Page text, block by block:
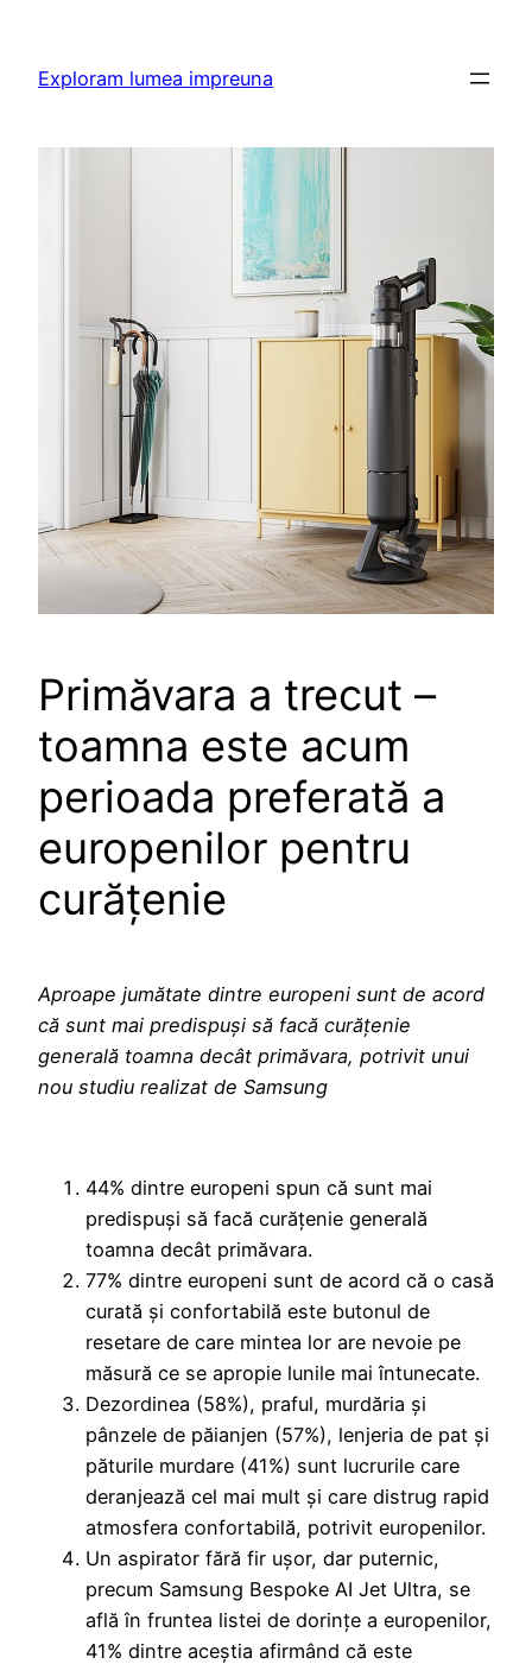
content
Exploram lumea impreuna
Primăvara a trecut –
toamna este acum
perioada preferată a
europenilor pentru
curățenie
Aproape jumătate dintre europeni sunt de acord
că sunt mai predispuși să facă curățenie
generală toamna decât primăvara, potrivit unui
nou studiu realizat de Samsung
44% dintre europeni spun că sunt mai
predispuși să facă curățenie generală
toamna decât primăvara.
77% dintre europeni sunt de acord că o casă
curată și confortabilă este butonul de
resetare de care mintea lor are nevoie pe
măsură ce se apropie lunile mai întunecate.
Dezordinea (58%), praful, murdăria și
pânzele de păianjen (57%), lenjeria de pat și
păturile murdare (41%) sunt lucrurile care
deranjează cel mai mult și care distrug rapid
atmosfera confortabilă, potrivit europenilor.
Un aspirator fără fir ușor, dar puternic,
precum Samsung Bespoke AI Jet Ultra, se
află în fruntea listei de dorințe a europenilor,
41% dintre aceștia afirmând că este